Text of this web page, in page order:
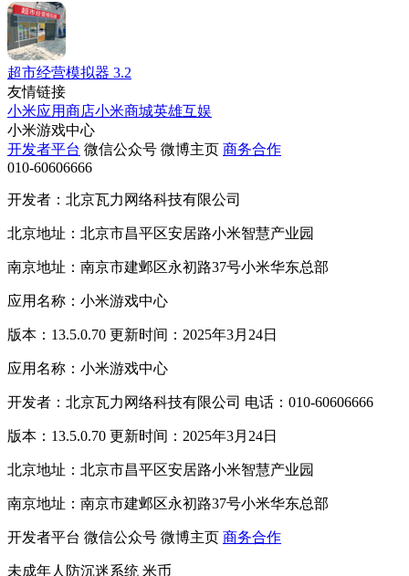
超市经营模拟器 3.2
友情链接
小米应用商店小米商城英雄互娱
小米游戏中心
开发者平台 微信公众号 微博主页 商务合作
010-60606666
开发者：北京瓦力网络科技有限公司
北京地址：北京市昌平区安居路小米智慧产业园
南京地址：南京市建邺区永初路37号小米华东总部
应用名称：小米游戏中心
版本：13.5.0.70 更新时间：2025年3月24日
应用名称：小米游戏中心
开发者：北京瓦力网络科技有限公司 电话：010-60606666
版本：13.5.0.70 更新时间：2025年3月24日
北京地址：北京市昌平区安居路小米智慧产业园
南京地址：南京市建邺区永初路37号小米华东总部
开发者平台 微信公众号 微博主页 商务合作
未成年人防沉迷系统 米币